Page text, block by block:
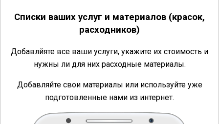
Списки ваших услуг и материалов (красок,
расходников)
Добавлйяте все ваши услуги, укажите их стоимость и
нужны ли для них расходные материалы.
Добавляйте свои материалы или используйте уже
подготовленные нами из интернет.